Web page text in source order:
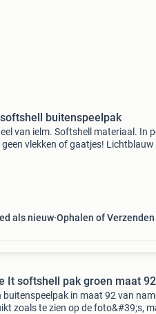
buitenspeelpak
van ielm. Softshell materiaal. In
vlekken of gaatjes! Lichtblauw
als nieuw Ophalen of Verzenden
It softshell pak groen maat 92
buitenspeelpak in maat 92 van
zoals te zien op de foto&#39;s,